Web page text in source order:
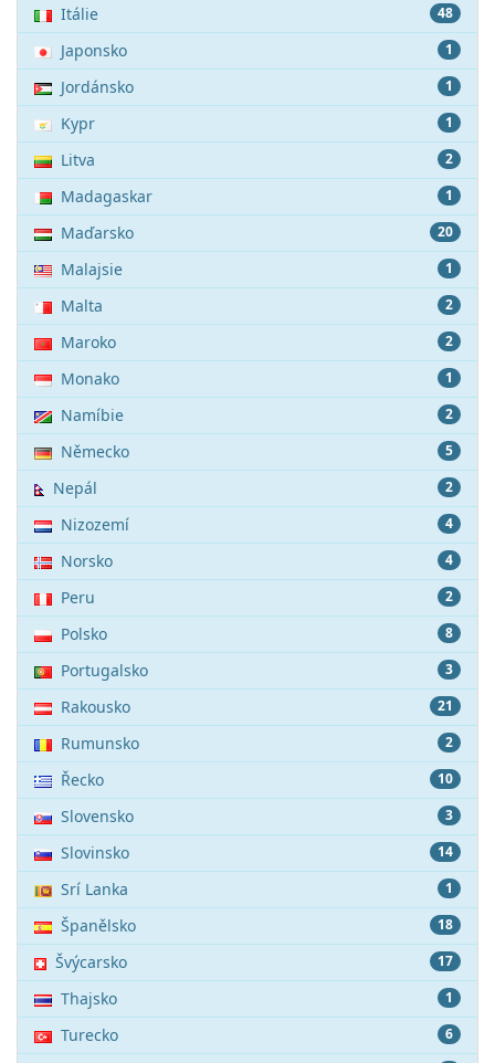
48
Itálie
1
Japonsko
1
Jordánsko
1
Kypr
2
Litva
1
Madagaskar
20
Maďarsko
1
Malajsie
2
Malta
2
Maroko
1
Monako
2
Namíbie
5
Německo
2
Nepál
4
Nizozemí
4
Norsko
2
Peru
8
Polsko
3
Portugalsko
21
Rakousko
2
Rumunsko
10
Řecko
3
Slovensko
14
Slovinsko
1
Srí Lanka
18
Španělsko
17
Švýcarsko
1
Thajsko
6
Turecko